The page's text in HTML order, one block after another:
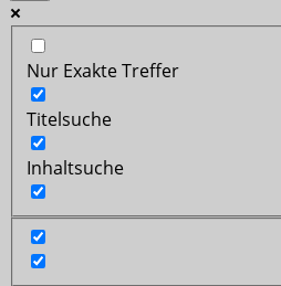
Nur Exakte Treffer
Titelsuche
Inhaltsuche